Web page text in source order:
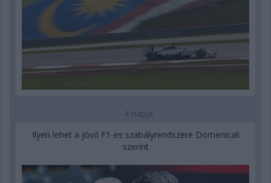
4 napja
Ilyen lehet a jövő F1-es szabályrendszere Domenicali
szerint